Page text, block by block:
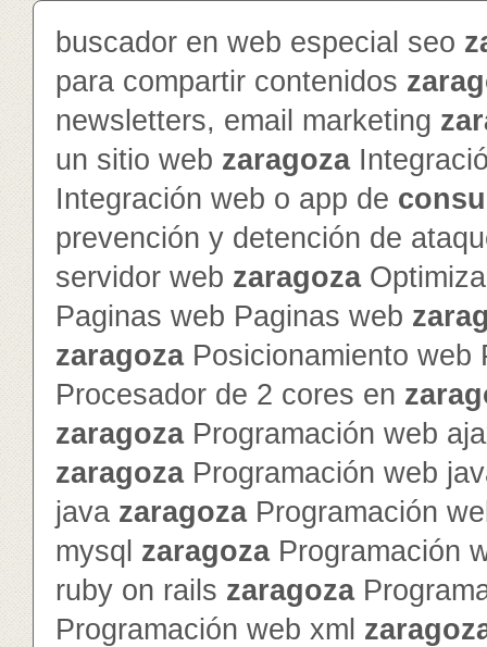
buscador en web especial seo
para compartir contenidos
newsletters, email marketing
un sitio web zaragoza
Integración web o app de
prevención y detención de
servidor web zaragoza
Paginas web Paginas web
zaragozaPosicionamiento web
Procesador de 2 cores en
zaragozaProgramación web
zaragozaProgramación web
java zaragozaProgramación
mysql zaragozaProgramación
ruby on rails zaragoza
Programación web xml